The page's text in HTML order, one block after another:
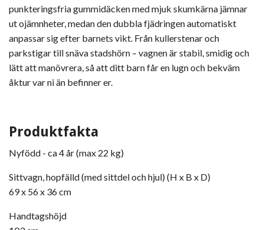
punkteringsfria gummidäcken med mjuk skumkärna jämnar
ut ojämnheter, medan den dubbla fjädringen automatiskt
anpassar sig efter barnets vikt. Från kullerstenar och
parkstigar till snäva stadshörn – vagnen är stabil, smidig och
lätt att manövrera, så att ditt barn får en lugn och bekväm
åktur var ni än befinner er.
Produktfakta
Nyfödd - ca 4 år (max 22 kg)
Sittvagn, hopfälld (med sittdel och hjul) (H x B x D)
69 x 56 x 36 cm
Handtagshöjd